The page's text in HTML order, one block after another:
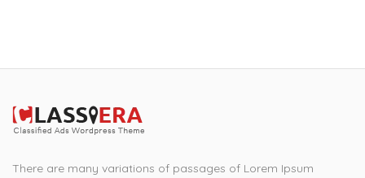
There are many variations of passages of Lorem Ipsum